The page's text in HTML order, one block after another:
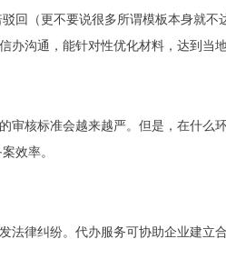
回（更不要说很多所谓模板本身就不
办沟通， 能针对性优化材料 ， 达到当
审核标准会越来越严。但是，在什
效率。
律纠纷。代办服务可协助企业建立